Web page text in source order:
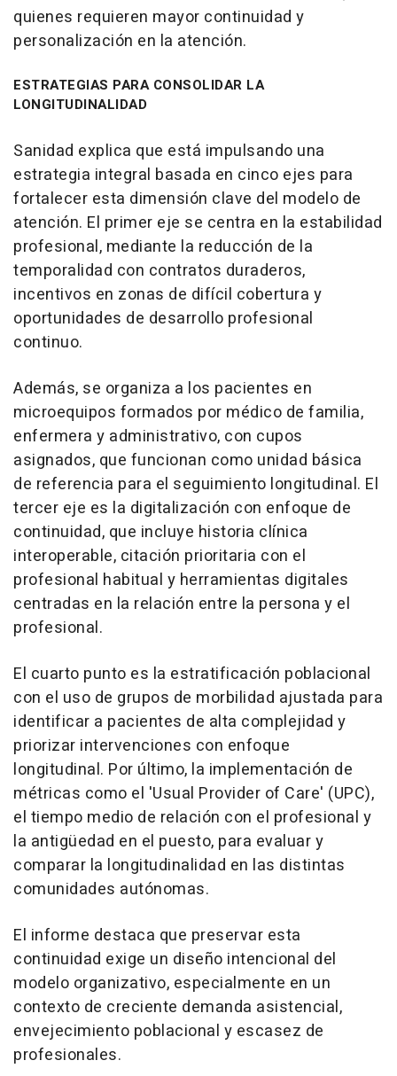
quienes requieren mayor continuidad y
personalización en la atención.
ESTRATEGIAS PARA CONSOLIDAR LA
LONGITUDINALIDAD
Sanidad explica que está impulsando una
estrategia integral basada en cinco ejes para
fortalecer esta dimensión clave del modelo de
atención. El primer eje se centra en la estabilidad
profesional, mediante la reducción de la
temporalidad con contratos duraderos,
incentivos en zonas de difícil cobertura y
oportunidades de desarrollo profesional
continuo.
Además, se organiza a los pacientes en
microequipos formados por médico de familia,
enfermera y administrativo, con cupos
asignados, que funcionan como unidad básica
de referencia para el seguimiento longitudinal. El
tercer eje es la digitalización con enfoque de
continuidad, que incluye historia clínica
interoperable, citación prioritaria con el
profesional habitual y herramientas digitales
centradas en la relación entre la persona y el
profesional.
El cuarto punto es la estratificación poblacional
con el uso de grupos de morbilidad ajustada para
identificar a pacientes de alta complejidad y
priorizar intervenciones con enfoque
longitudinal. Por último, la implementación de
métricas como el 'Usual Provider of Care' (UPC),
el tiempo medio de relación con el profesional y
la antigüedad en el puesto, para evaluar y
comparar la longitudinalidad en las distintas
comunidades autónomas.
El informe destaca que preservar esta
continuidad exige un diseño intencional del
modelo organizativo, especialmente en un
contexto de creciente demanda asistencial,
envejecimiento poblacional y escasez de
profesionales.